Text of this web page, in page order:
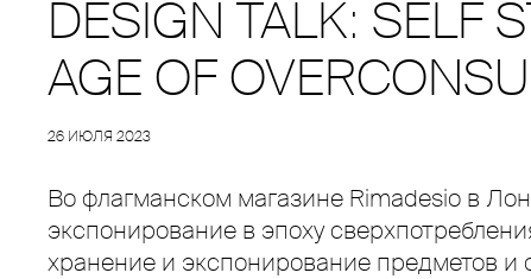
DESIGN TALK: SELF
AGE OF
26 ИЮЛЯ 2023
Во флагманском магазине Rimadesio в
экспонирование в эпоху
хранение и экспонирование предметов